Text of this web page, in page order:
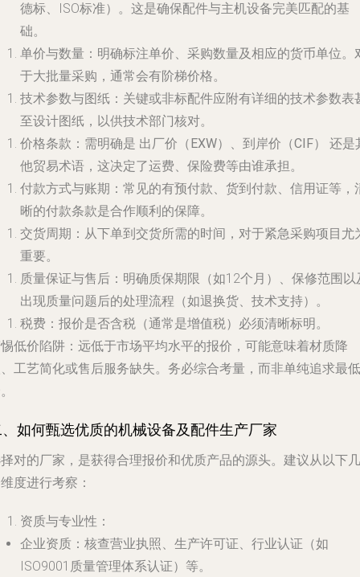
德标、ISO标准）。这是确保配件与主机设备完美匹配的基
础。
单价与数量 ：明确标注单价、采购数量及相应的货币单位。
于大批量采购，通常会有阶梯价格。
技术参数与图纸 ：关键或非标配件应附有详细的技术参数表
至设计图纸，以供技术部门核对。
价格条款 ：需明确是 出厂价（EXW） 、 到岸价（CIF）
还是
他贸易术语，这决定了运费、保险费等由谁承担。
付款方式与账期 ：常见的有预付款、货到付款、信用证等，
晰的付款条款是合作顺利的保障。
交货周期 ：从下单到交货所需的时间，对于紧急采购项目尤
重要。
质量保证与售后 ：明确质保期限（如12个月）、保修范围以
出现质量问题后的处理流程（如退换货、技术支持）。
税费 ：报价是否含税（通常是增值税）必须清晰标明。
低价陷阱 ：远低于市场平均水平的报价，可能意味着材质降
工艺简化或售后服务缺失。务必综合考量，而非单纯追求最低
如何甄选优质的机械设备及配件生产厂家
对的厂家，是获得合理报价和优质产品的源头。建议从以下几
度进行考察：
资质与专业性 ：
企业资质 ：核查营业执照、生产许可证、行业认证（如
ISO9001质量管理体系认证）等。